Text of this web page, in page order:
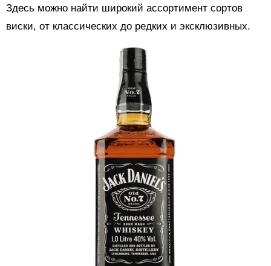
Здесь можно найти широкий ассортимент сортов
виски, от классических до редких и эксклюзивных.